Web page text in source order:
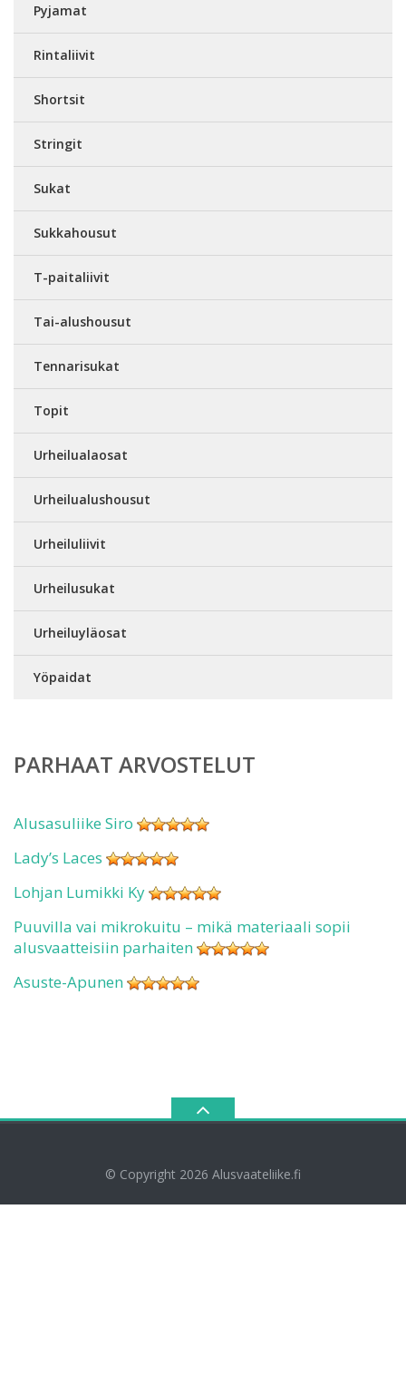
Pyjamat
Rintaliivit
Shortsit
Stringit
Sukat
Sukkahousut
T-paitaliivit
Tai-alushousut
Tennarisukat
Topit
Urheilualaosat
Urheilualushousut
Urheiluliivit
Urheilusukat
Urheiluyläosat
Yöpaidat
PARHAAT ARVOSTELUT
Alusasuliike Siro
Lady’s Laces
Lohjan Lumikki Ky
Puuvilla vai mikrokuitu – mikä materiaali sopii
alusvaatteisiin parhaiten
Asuste-Apunen
© Copyright 2026 Alusvaateliike.fi